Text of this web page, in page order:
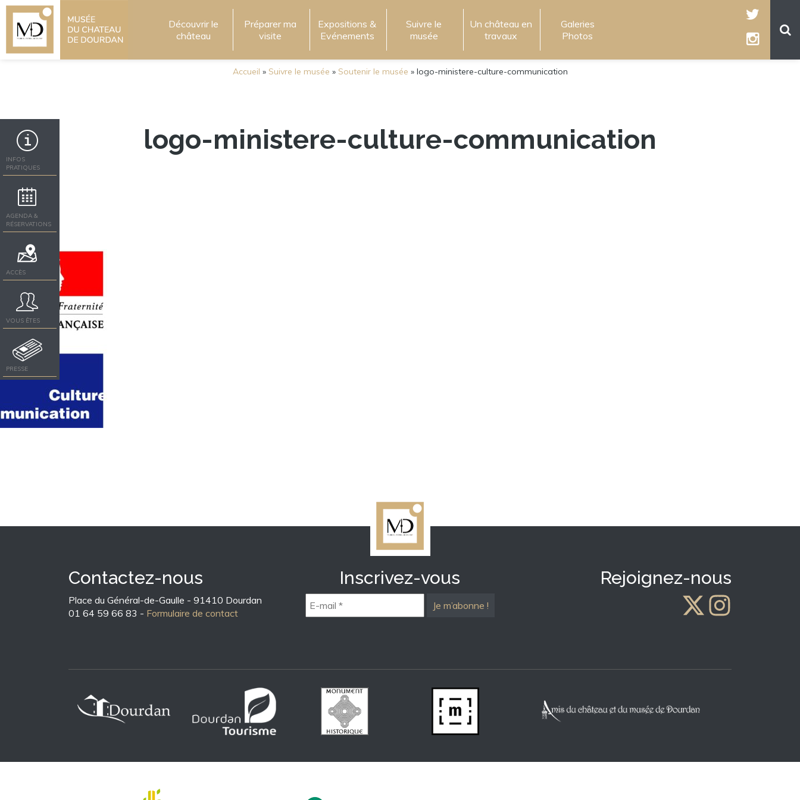
Découvrir le
château
Préparer ma
visite
Expositions &
Evénements
Suivre le
musée
Un château en
travaux
Galeries
Photos
INFOS
PRATIQUES
AGENDA &
RÉSERVATIONS
ACCÈS
VOUS ÊTES
PRESSE
Accueil » Suivre le musée » Soutenir le musée » logo-ministere-culture-communication
logo-ministere-culture-communication
Contactez-nous
Place du Général-de-Gaulle - 91410 Dourdan
01 64 59 66 83 - Formulaire de contact
Inscrivez-vous Rejoignez-nous